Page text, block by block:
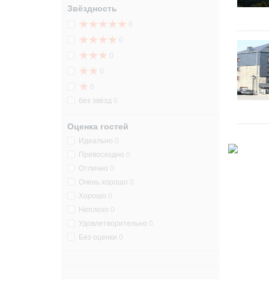
Звёздность
0
0
0
0
0
без звёзд 0
Оценка гостей
Идеально 0
Превосходно 0
Отлично 0
Очень хорошо 0
Хорошо 0
Неплохо 0
Удовлетворительно 0
Без оценки 0